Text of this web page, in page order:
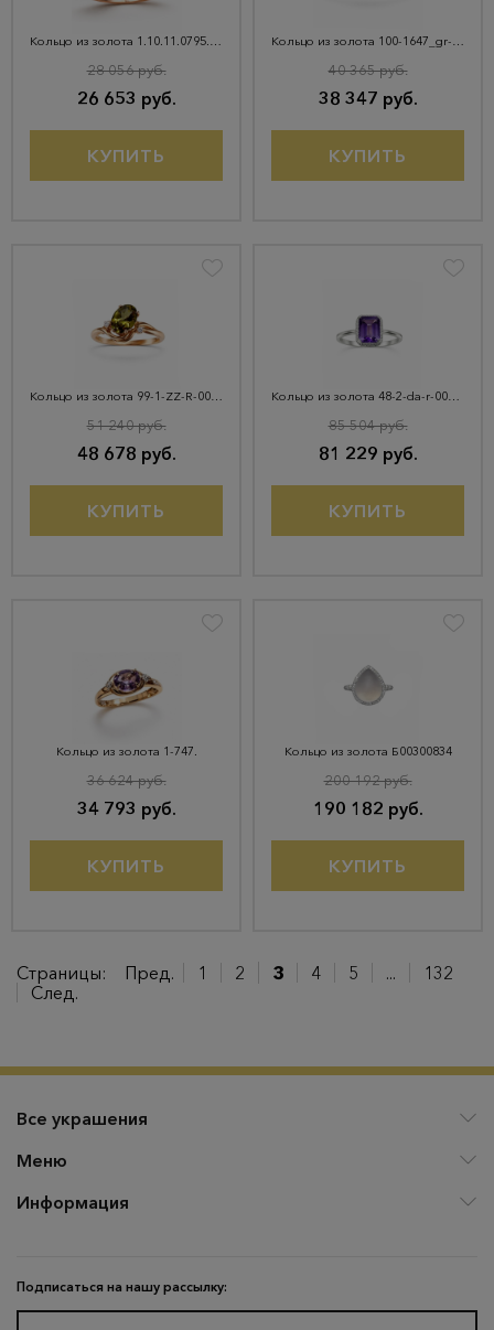
Кольцо из золота 1.10.11.0795.00-4683
26 653 руб.
28 056 руб.
КУПИТЬ
Кольцо из золота 100-1647_gr-008
38 347 руб.
40 365 руб.
КУПИТЬ
Кольцо из золота 99-1-ZZ-R-004519
48 678 руб.
51 240 руб.
КУПИТЬ
Кольцо из золота 48-2-da-r-000775
81 229 руб.
85 504 руб.
КУПИТЬ
Кольцо из золота 1-747.
34 793 руб.
36 624 руб.
КУПИТЬ
Кольцо из золота Б00300834
190 182 руб.
200 192 руб.
КУПИТЬ
Страницы: Пред. 1 2 3 4 5 ...
132
След.
Подписаться на нашу рассылку:
Все украшения
Меню
Информация